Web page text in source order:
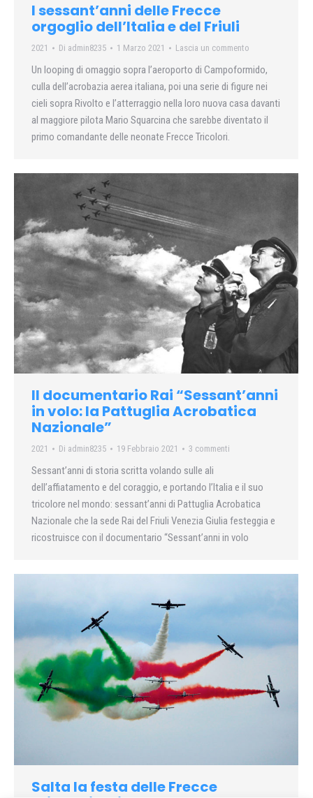
I sessant’anni delle Frecce
orgoglio dell’Italia e del Friuli
2021 Di admin8235 1 Marzo 2021 Lascia un commento
Un looping di omaggio sopra l’aeroporto di Campoformido,
culla dell’acrobazia aerea italiana, poi una serie di figure nei
cieli sopra Rivolto e l’atterraggio nella loro nuova casa davanti
al maggiore pilota Mario Squarcina che sarebbe diventato il
primo comandante delle neonate Frecce Tricolori.
Il documentario Rai “Sessant’anni
in volo: la Pattuglia Acrobatica
Nazionale”
2021 Di admin8235 19 Febbraio 2021 3 commenti
Sessant’anni di storia scritta volando sulle ali
dell’affiatamento e del coraggio, e portando l’Italia e il suo
tricolore nel mondo: sessant’anni di Pattuglia Acrobatica
Nazionale che la sede Rai del Friuli Venezia Giulia festeggia e
ricostruisce con il documentario “Sessant’anni in volo
Salta la festa delle Frecce